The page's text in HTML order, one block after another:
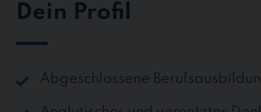
Dein Profil
Abgeschlossene